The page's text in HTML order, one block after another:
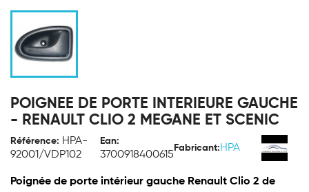
POIGNEE DE PORTE INTERIEURE GAUCHE
- RENAULT CLIO 2 MEGANE ET SCENIC
Référence: HPA-
92001/VDP102
Ean:
3700918400615
Fabricant: HPA
Poignée de porte intérieur gauche Renault Clio 2 de